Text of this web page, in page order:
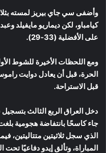
وأضفى سي جاي بيريز لمسته
كيامباو، لكن ديماريو مايفيلد
على الأفضلية (33-29).
ومع اللحظات الأخيرة للشوط
قبل الاستراحة.
دخل العراق الربع الثالث بتسجيل
الذي سجل ثلاثيتين متتاليتين،
المباراة، وتألق إيدو دفاعيًا